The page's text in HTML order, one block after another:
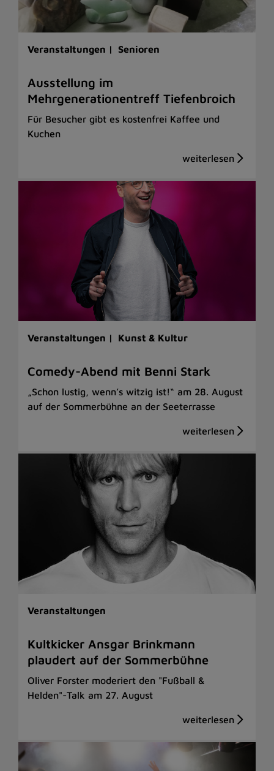
Veranstaltungen | Senioren
Ausstellung im
Mehrgenerationentreff Tiefenbroich
Für Besucher gibt es kostenfrei Kaffee und
Kuchen
Veranstaltungen | Kunst & Kultur
Comedy-Abend mit Benni Stark
„Schon lustig, wenn’s witzig ist!“ am 28. August
auf der Sommerbühne an der Seeterrasse
Veranstaltungen
Kultkicker Ansgar Brinkmann
plaudert auf der Sommerbühne
Oliver Forster moderiert den "Fußball &
Helden"-Talk am 27. August